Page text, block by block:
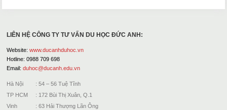
LIÊN HỆ CÔNG TY TƯ VẤN DU HỌC ĐỨC ANH:
Website: www.ducanhduhoc.vn
Hotline: 0988 709 698
Email: duhoc@ducanh.edu.vn
Hà Nội : 54 – 56 Tuệ Tĩnh
TP HCM : 172 Bùi Thị Xuân, Q.1
Vinh : 63 Hải Thượng Lãn Ông